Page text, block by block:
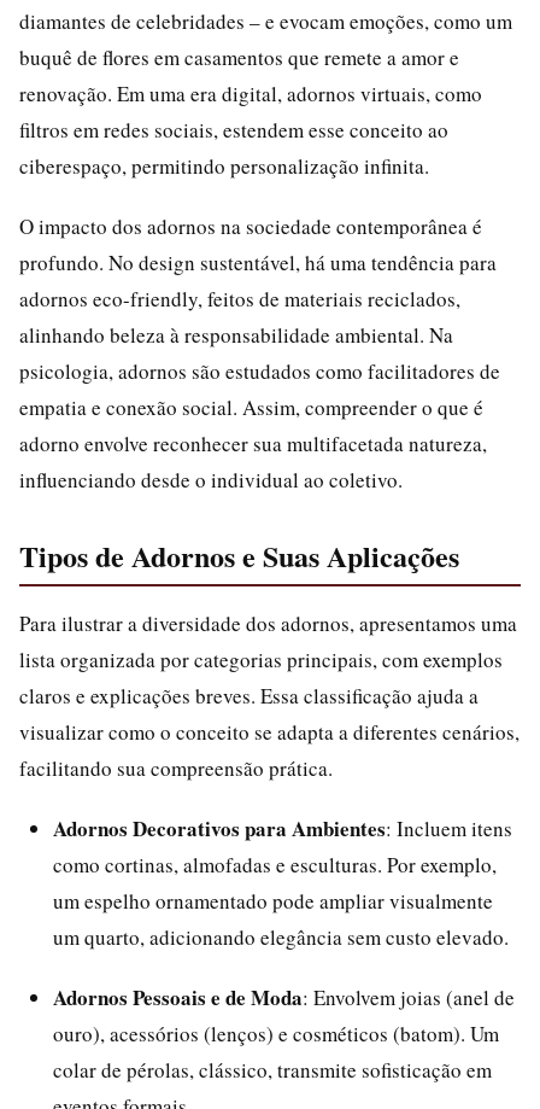
diamantes de celebridades – e evocam emoções, como um
buquê de flores em casamentos que remete a amor e
renovação. Em uma era digital, adornos virtuais, como
filtros em redes sociais, estendem esse conceito ao
ciberespaço, permitindo personalização infinita.
O impacto dos adornos na sociedade contemporânea é
profundo. No design sustentável, há uma tendência para
adornos eco-friendly, feitos de materiais reciclados,
alinhando beleza à responsabilidade ambiental. Na
psicologia, adornos são estudados como facilitadores de
empatia e conexão social. Assim, compreender o que é
adorno envolve reconhecer sua multifacetada natureza,
influenciando desde o individual ao coletivo.
Tipos de Adornos e Suas Aplicações
Para ilustrar a diversidade dos adornos, apresentamos uma
lista organizada por categorias principais, com exemplos
claros e explicações breves. Essa classificação ajuda a
visualizar como o conceito se adapta a diferentes cenários,
facilitando sua compreensão prática.
Adornos Decorativos para Ambientes: Incluem itens
como cortinas, almofadas e esculturas. Por exemplo,
um espelho ornamentado pode ampliar visualmente
um quarto, adicionando elegância sem custo elevado.
Adornos Pessoais e de Moda: Envolvem joias (anel de
ouro), acessórios (lenços) e cosméticos (batom). Um
colar de pérolas, clássico, transmite sofisticação em